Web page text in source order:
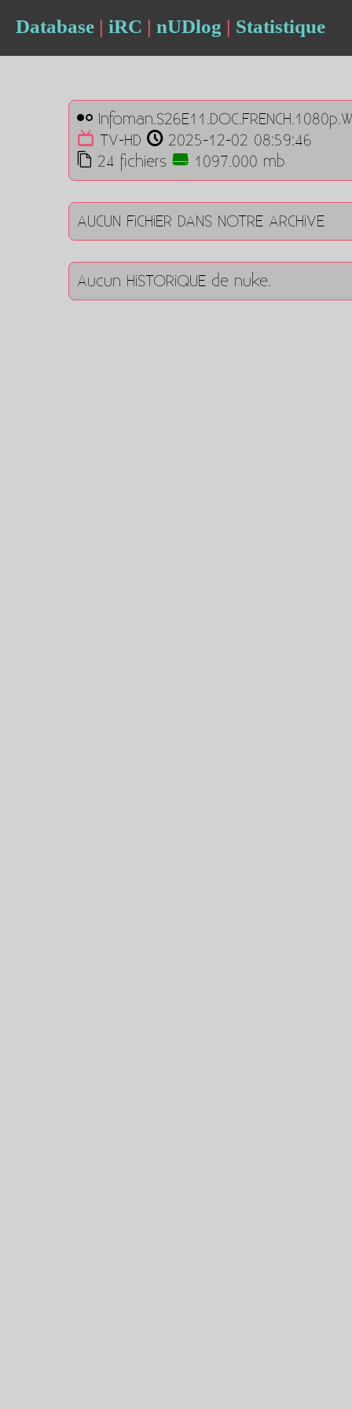
Database | iRC | nUDlog | Statistique
TV-HD
2025-12-02 08:59:46
24 fichiers
1097.000 mb
AUCUN FiCHiER DANS NOTRE ARCHiVE
Aucun HiSTORiQUE de nuke.